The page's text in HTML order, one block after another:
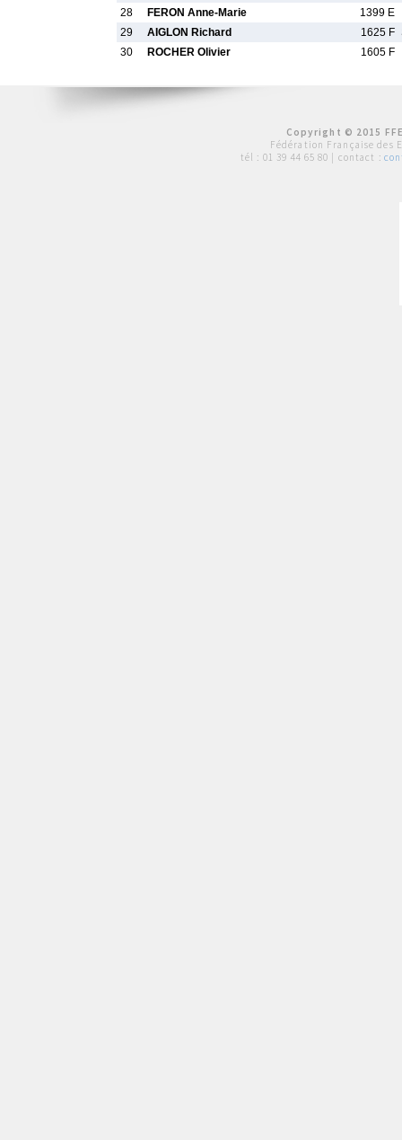
28
FERON Anne-Marie
1399 E
29
AIGLON Richard 1625 F
30
ROCHER Olivier 1605 F
Copyright © 2015
Fédération Française des
tél : 01 39 44 65 80 | contact :